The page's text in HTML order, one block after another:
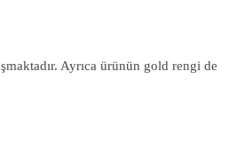
Ayrıca ürünün gold rengi de